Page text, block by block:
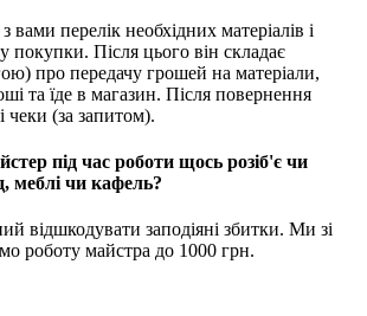
перелік необхідних матеріалів і
покупки. Після цього він складає
про передачу грошей на матеріали,
та їде в магазин. Після повернення
чеки (за запитом).
під час роботи щось розіб'є чи
меблі чи кафель?
відшкодувати заподіяні збитки. Ми зі
роботу майстра до 1000 грн.